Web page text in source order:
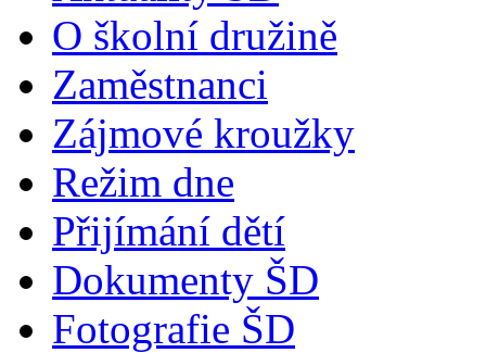
O školní družině
Zaměstnanci
Zájmové kroužky
Režim dne
Přijímání dětí
Dokumenty ŠD
Fotografie ŠD